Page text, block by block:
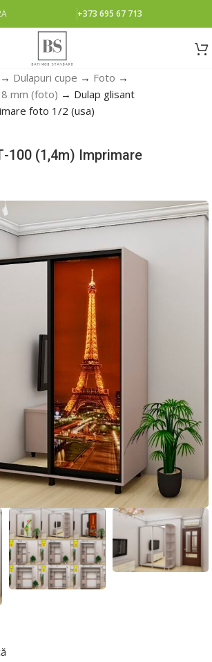
+373 695 67 713
→ Dulapuri cupe → Foto →
mm (foto) → Dulap glisant
foto 1/2 (usa)
100 (1,4m) Imprimare
a mări